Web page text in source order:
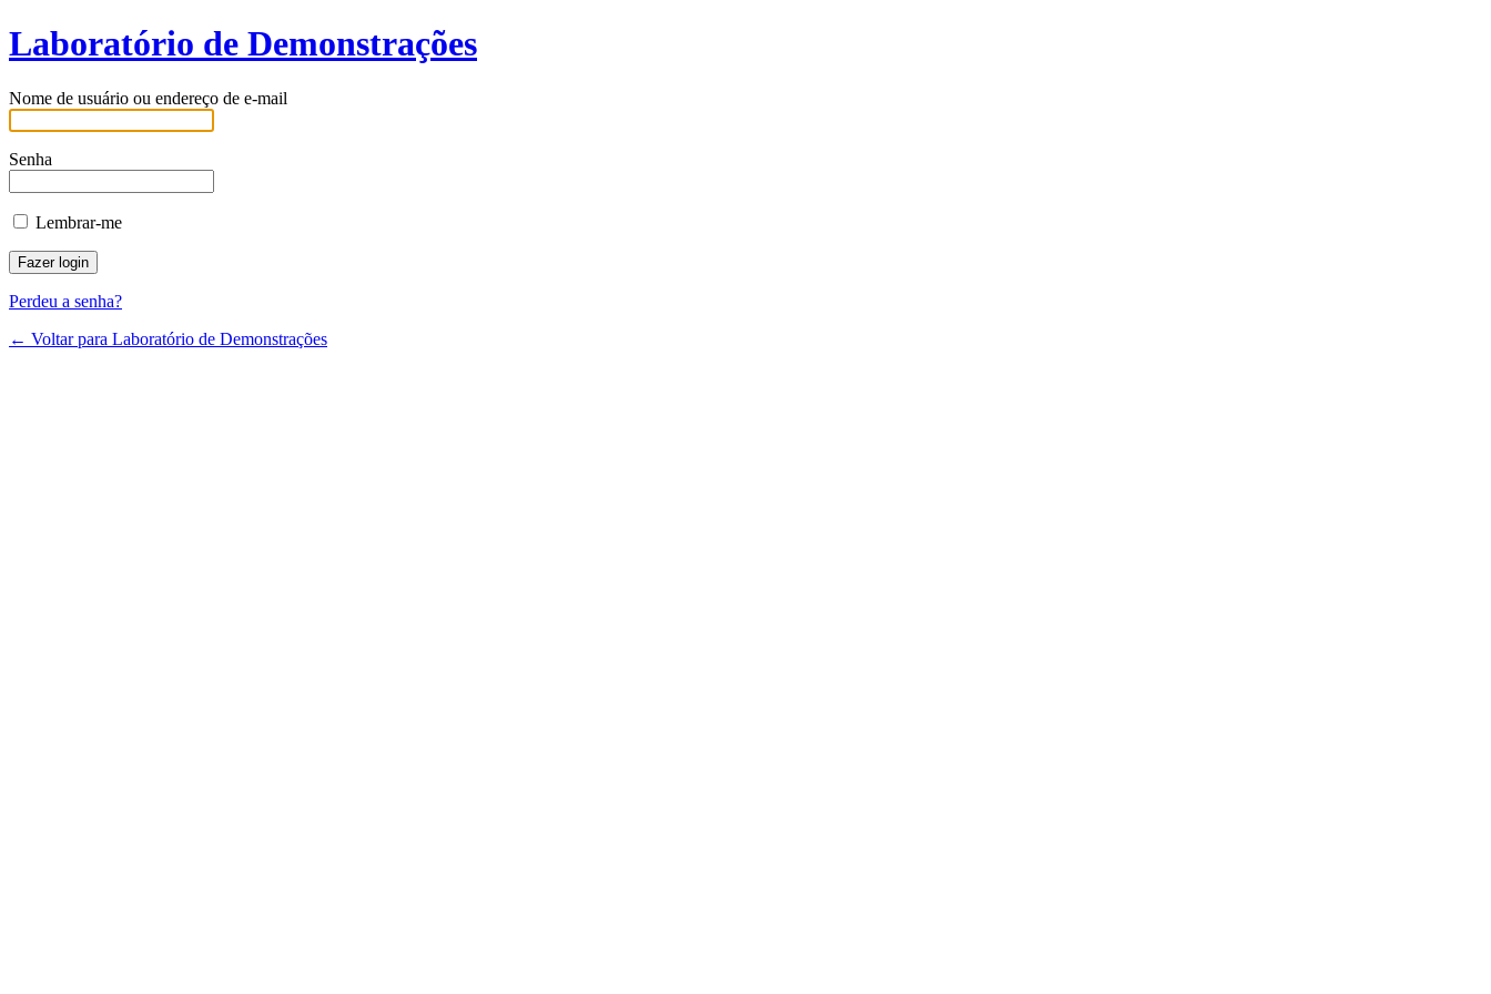
Laboratório de Demonstrações
Nome de usuário ou endereço de e-mail
Senha
Lembrar-me
Perdeu a senha?
← Voltar para Laboratório de Demonstrações